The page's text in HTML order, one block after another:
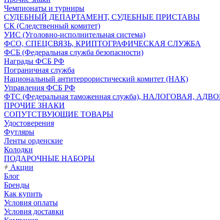
Чемпионаты и турниры
СУДЕБНЫЙ ДЕПАРТАМЕНТ, СУДЕБНЫЕ ПРИСТАВЫ
СК (Следственный комитет)
УИС (Уголовно-исполнительная система)
ФСО, СПЕЦСВЯЗЬ, КРИПТОГРАФИЧЕСКАЯ СЛУЖБА
ФСБ (Федеральная служба безопасности)
Награды ФСБ РФ
Пограничная служба
Национальный антитеррористический комитет (НАК)
Управления ФСБ РФ
ФТС (Федеральная таможенная служба), НАЛОГОВАЯ,
ПРОЧИЕ ЗНАКИ
СОПУТСТВУЮЩИЕ ТОВАРЫ
Удостоверения
Футляры
Ленты орденские
Колодки
ПОДАРОЧНЫЕ НАБОРЫ
Акции
Блог
Бренды
Как купить
Условия оплаты
Условия доставки